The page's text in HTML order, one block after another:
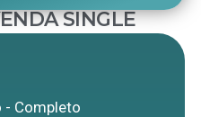
SINGLE
- Completo